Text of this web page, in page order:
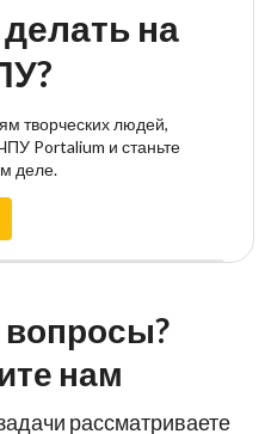
на
творческих людей,
Portalium и станьте
деле.
нам
рассматриваете